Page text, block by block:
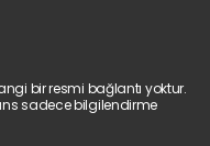
bir resmi bağlantı yoktur.
sadece bilgilendirme